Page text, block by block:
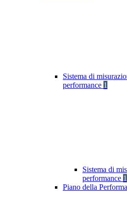
Sistema di
performance 1
Sistema di
performance 1
Piano della